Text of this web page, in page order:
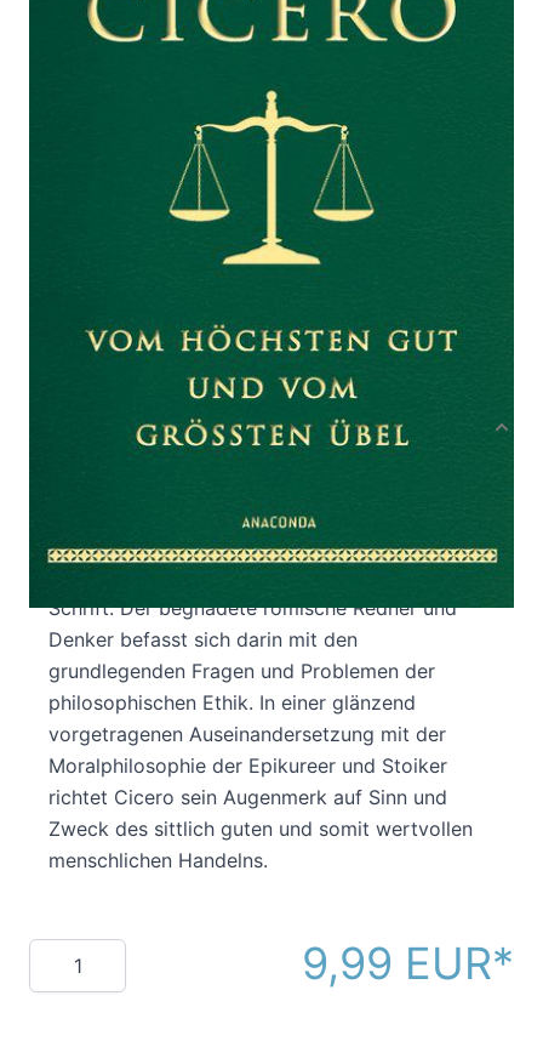
Zur Wunschliste hinzufügen
Verlag: Anaconda Verlag 31.07.2019
352 Seiten
0805-0
Bibliografische Daten
Produktbeschreibung
»Über die Pflichten« ist »Vom höchsten Gut und
vom größten Übel« (De finibus bonum et
malorum) Ciceros bedeutendste philosophische
Schrift. Der begnadete römische Redner und
Denker befasst sich darin mit den
grundlegenden Fragen und Problemen der
philosophischen Ethik. In einer glänzend
vorgetragenen Auseinandersetzung mit der
Moralphilosophie der Epikureer und Stoiker
richtet Cicero sein Augenmerk auf Sinn und
Zweck des sittlich guten und somit wertvollen
menschlichen Handelns.
Menge 9,99 EUR